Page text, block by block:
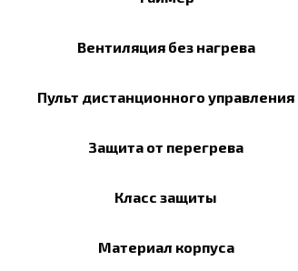
Вентиляция без нагрева
Пульт дистанционного управления
Защита от перегрева
Класс защиты
Материал корпуса